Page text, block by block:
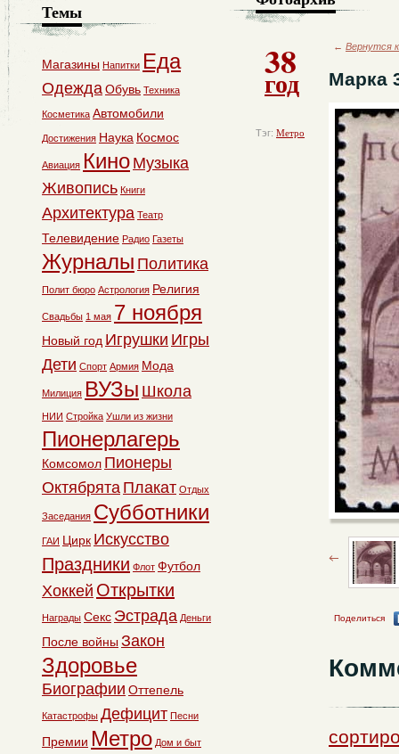
38
год
Тэг: Метро
← Вернутся
Марка
Поделиться
Темы
Магазины Напитки Еда
ОдеждаОбувь Техника
Косметика Автомобили
Достижения Наука Космос
Авиация Кино Музыка
Живопись Книги
Архитектура Театр
Телевидение Радио Газеты
Журналы Политика
Полит бюро Астрология Религия
Свадьбы 1 мая 7 ноября
Новый год Игрушки Игры
Дети Спорт Армия Мода
Милиция ВУЗы Школа
НИИ Стройка Ушли из жизни
Пионерлагерь
Комсомол Пионеры
Октябрята Плакат Отдых
Заседания Субботники
ГАИ Цирк Искусство
Праздники Флот Футбол
Хоккей Открытки
Награды Секс Эстрада Деньги
После войны Закон
Здоровье
Биографии Оттепель
Катастрофы Дефицит Песни
Премии Метро Дом и быт